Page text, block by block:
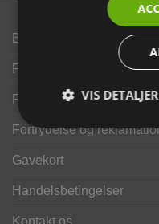
Brand
Finansering ANYDAY
Finansering Viabill
Fortrydelse og
Gavekort
Handelsbetingelser
VIS DETALJER